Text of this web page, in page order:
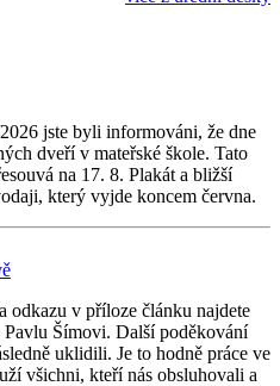
jste byli informováni, že dne
dveří v mateřské škole. Tato
na 17. 8. Plakát a bližší
který vyjde koncem června.
odkazu v příloze článku najdete
Šímovi. Další poděkování
uklidili. Je to hodně práce ve
všichni, kteří nás obsluhovali a